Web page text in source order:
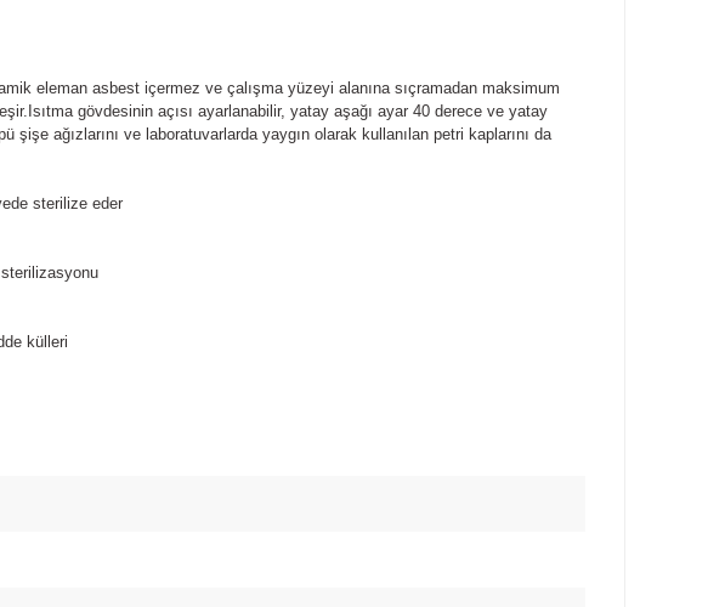
eleman asbest içermez ve çalışma yüzeyi alanına sıçramadan maksimum
Isıtma gövdesinin açısı ayarlanabilir, yatay aşağı ayar 40 derece ve yatay
şişe ağızlarını ve laboratuvarlarda yaygın olarak kullanılan petri kaplarını da
sterilize eder
külleri